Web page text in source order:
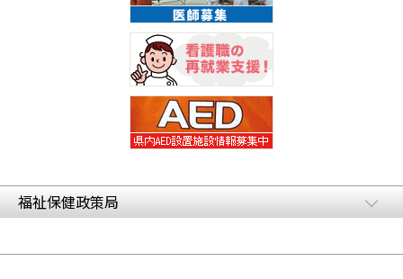
福祉保健政策局